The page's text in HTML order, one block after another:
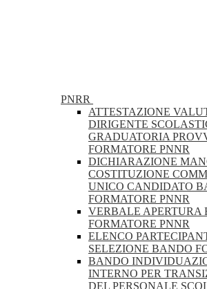
PNRR
ATTESTAZIONE
DIRIGENTE
GRADUATORIA
FORMATORE PNNR
DICHIARAZIONE
COSTITUZIONE
UNICO CANDIDATO
FORMATORE PNNR
VERBALE APERTURA
FORMATORE PNNR
ELENCO
SELEZIONE BANDO
BANDO
INTERNO PER
DEL PERSONALE